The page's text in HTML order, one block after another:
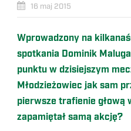
16 maj 2015
Wprowadzony na
spotkania Dominik
punktu w dzisiejszym
Młodzieżowiec jak sam
pierwsze trafienie głową
zapamiętał samą akcję?